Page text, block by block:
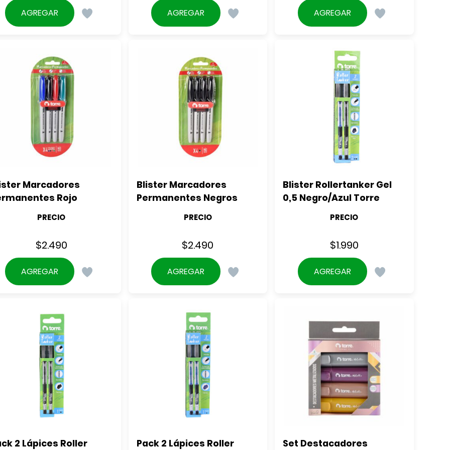
AGREGAR AGREGAR AGREGAR
Marcadores
Rojo
PRECIO
$2.490
AGREGAR
Blister Marcadores
Permanentes Negros
PRECIO
$2.490
AGREGAR
Blister Rollertanker Gel
0,5 Negro/Azul Torre
PRECIO
$1.990
AGREGAR
2 Lápices Roller Pack 2 Lápices Roller Set Destacadores